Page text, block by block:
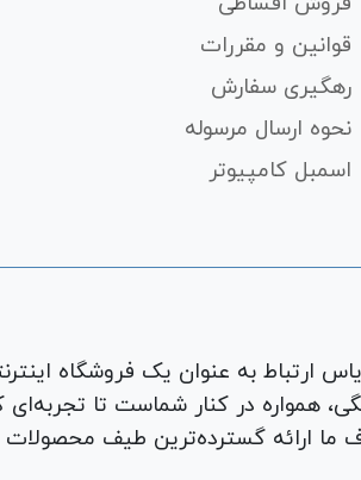
قوانین و مقررات
رهگیری سفارش
نحوه ارسال مرسوله
اسمبل کامپیوتر
و لوازم جانبی، لوازم خانگی، همواره در کنار شماست
ما ارائه گسترده‌ترین طیف محصولات